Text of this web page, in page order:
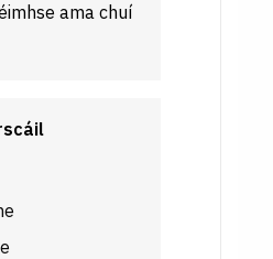
ama chuí